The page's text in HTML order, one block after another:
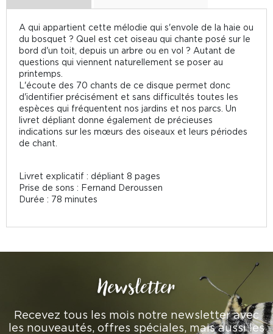
A qui appartient cette mélodie qui s'envole de la haie ou
du bosquet ? Quel est cet oiseau qui chante posé sur le
bord d'un toit, depuis un arbre ou en vol ? Autant de
questions qui viennent naturellement se poser au
printemps.
L'écoute des 70 chants de ce disque permet donc
d'identifier précisément et sans difficultés toutes les
espèces qui fréquentent nos jardins et nos parcs. Un
livret dépliant donne également de précieuses
indications sur les mœurs des oiseaux et leurs périodes
de chant.
Livret explicatif : dépliant 8 pages
Prise de sons : Fernand Deroussen
Durée : 78 minutes
Newsletter
Recevez tous les mois notre newsletter avec
les nouveautés, offres spéciales, mais aussi les